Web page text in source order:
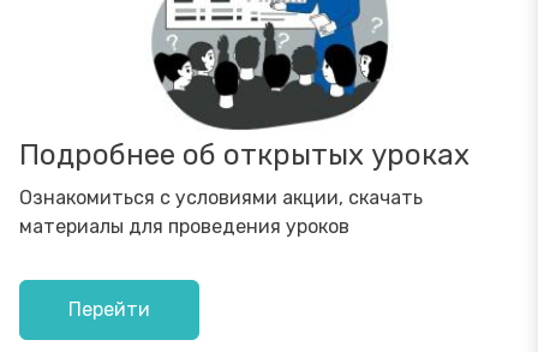
Подробнее об открытых уроках
Ознакомиться с условиями акции, скачать
материалы для проведения уроков
Перейти